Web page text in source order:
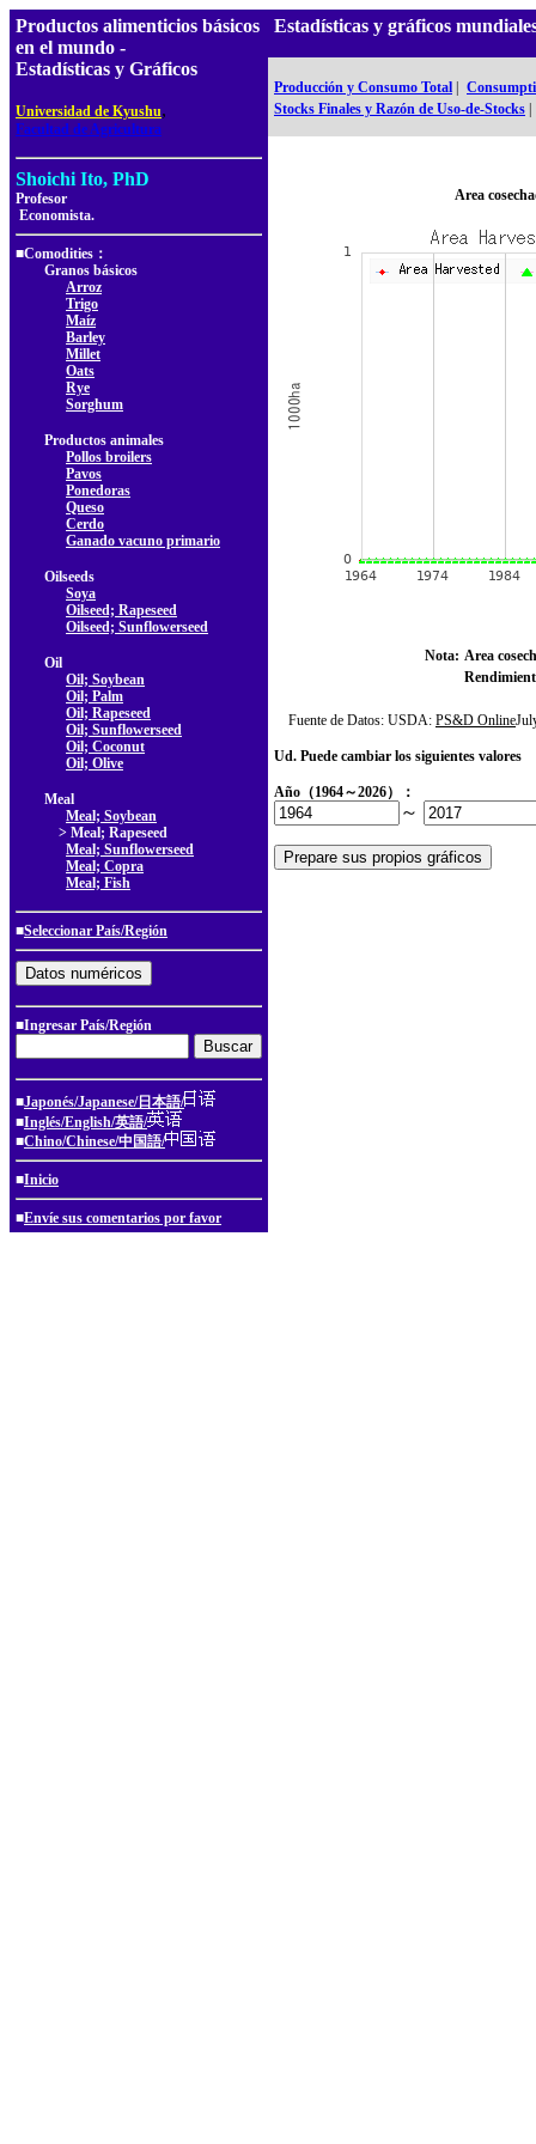
Productos alimenticios básicos
en el mundo -
Estadísticas y Gráficos
Universidad de Kyushu,
Facultad de Agricultura
Shoichi Ito, PhD
Profesor
Economista.
■Comodities：
Granos básicos
Arroz
Trigo
Maíz
Barley
Millet
Oats
Rye
Sorghum
Productos animales
Pollos broilers
Pavos
Ponedoras
Queso
Cerdo
Ganado vacuno primario
Oilseeds
Soya
Oilseed; Rapeseed
Oilseed; Sunflowerseed
Oil
Oil; Soybean
Oil; Palm
Oil; Rapeseed
Oil; Sunflowerseed
Oil; Coconut
Oil; Olive
Meal
Meal; Soybean
> Meal; Rapeseed
Meal; Sunflowerseed
Meal; Copra
Meal; Fish
■Seleccionar País/Región
■Ingresar País/Región
■Japonés/Japanese/日本語/
■Inglés/English/英語/
■Chino/Chinese/中国語/
■Inicio
■Envíe sus comentarios por favor
Estadísticas y gráficos
Producción y Consumo Total
Stocks Finales y Razón de Uso-de-Stocks
Area
Nota: Area
Fuente de Datos: USDA: PS&D Online
Ud. Puede cambiar los siguientes valores
Año（1964～2026）：
～